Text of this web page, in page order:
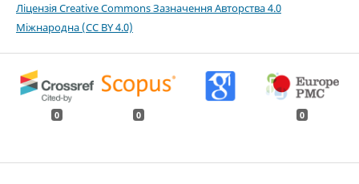
Ліцензія Creative Commons Зазначення Авторства 4.0
Міжнародна (CC BY 4.0)
0 0 0